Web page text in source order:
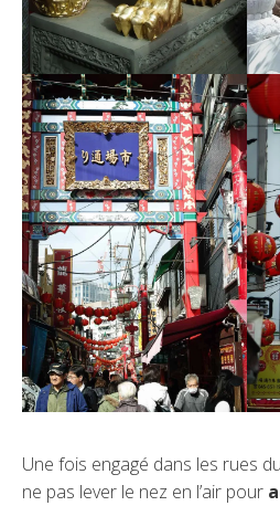
Une fois engagé dans les rues
ne pas lever le nez en l’air pour